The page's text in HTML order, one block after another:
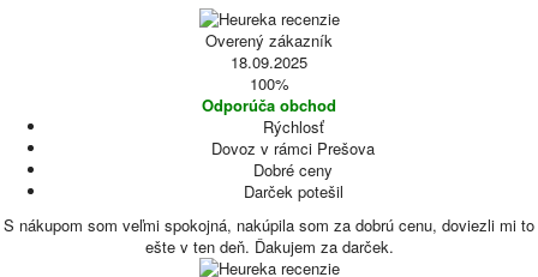
Overený zákazník
18.09.2025
100%
Odporúča obchod
Rýchlosť
Dovoz v rámci Prešova
Dobré ceny
Darček potešil
S nákupom som veľmi spokojná, nakúpila som za dobrú cenu, doviezli mi to
ešte v ten deň. Ďakujem za darček.